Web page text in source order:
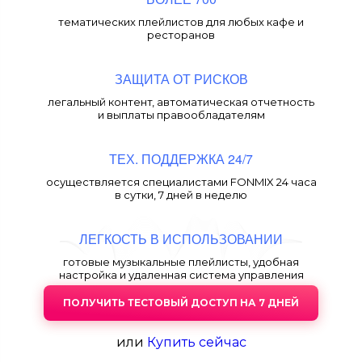
тематических плейлистов для любых кафе и
ресторанов
ЗАЩИТА ОТ РИСКОВ
легальный контент, автоматическая отчетность
и выплаты правообладателям
ТЕХ. ПОДДЕРЖКА 24/7
осуществляется специалистами FONMIX 24 часа
в сутки, 7 дней в неделю
ЛЕГКОСТЬ В ИСПОЛЬЗОВАНИИ
готовые музыкальные плейлисты, удобная
настройка и удаленная система управления
ПОЛУЧИТЬ ТЕСТОВЫЙ ДОСТУП НА 7 ДНЕЙ
или Купить сейчас